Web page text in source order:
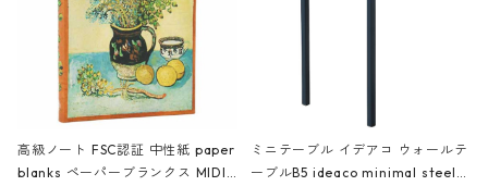
高級ノート FSC認証 中性紙 paper
blanks ペーパーブランクス MIDI
ミニテーブル イデアコ ウォールテ
ーブルB5 ideaco minimal steel f